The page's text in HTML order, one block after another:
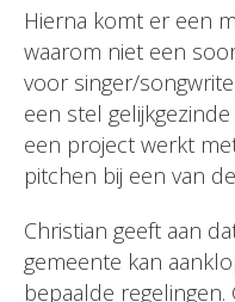
Hierna komt er een
waarom niet een
voor singer/
een stel
een project werkt
pitchen bij een van
Christian geeft aan
gemeente kan
bepaalde